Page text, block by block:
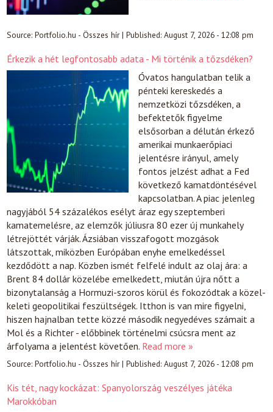
Source:Portfolio.hu - Összes hír|Published:August 7, 2026 - 12:08 pm
Érkezik a hét legfontosabb adata - Mi történik a tőzsdéken?
Óvatos hangulatban telik a
pénteki kereskedés a
nemzetközi tőzsdéken, a
befektetők figyelme
elsősorban a délután érkező
amerikai munkaerőpiaci
jelentésre irányul, amely
fontos jelzést adhat a Fed
következő kamatdöntésével
kapcsolatban. A piac jelenleg
nagyjából 54 százalékos esélyt áraz egy szeptemberi
kamatemelésre, az elemzők júliusra 80 ezer új munkahely
létrejöttét várják. Ázsiában visszafogott mozgások
látszottak, miközben Európában enyhe emelkedéssel
kezdődött a nap. Közben ismét felfelé indult az olaj ára: a
Brent 84 dollár közelébe emelkedett, miután újra nőtt a
bizonytalanság a Hormuzi-szoros körül és fokozódtak a közel-
keleti geopolitikai feszültségek. Itthon is van mire figyelni,
hiszen hajnalban tette közzé második negyedéves számait a
Mol és a Richter - előbbinek történelmi csúcsra ment az
árfolyama a jelentést követően. Read more »
Source:Portfolio.hu - Összes hír|Published:August 7, 2026 - 12:08 pm
Kis tét, nagy kockázat: Spanyolország veszélyes játéka
Marokkóban